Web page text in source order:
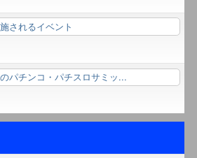
されるイベント
パチンコ・パチスロサミッ...